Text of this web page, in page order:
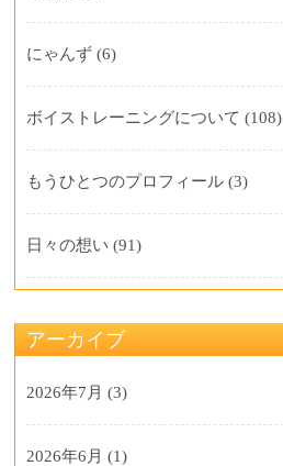
にゃんず (6)
ボイストレーニングについて (108)
もうひとつのプロフィール (3)
日々の想い (91)
アーカイブ
2026年7月 (3)
2026年6月 (1)